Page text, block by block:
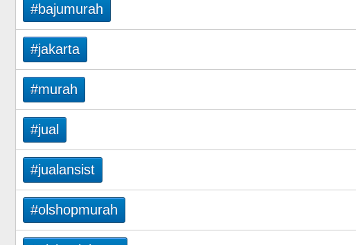
#bajumurah
#jakarta
#murah
#jual
#jualansist
#olshopmurah